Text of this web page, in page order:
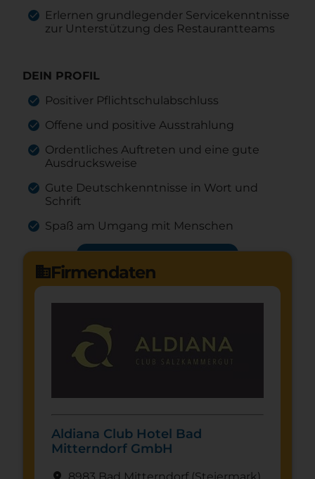
Erlernen grundlegender Servicekenntnisse
zur Unterstützung des Restaurantteams
DEIN PROFIL
Positiver Pflichtschulabschluss
Offene und positive Ausstrahlung
Ordentliches Auftreten und eine gute
Ausdrucksweise
Gute Deutschkenntnisse in Wort und
Schrift
Spaß am Umgang mit Menschen
domainFirmendaten
Aldiana Club Hotel Bad
Mitterndorf GmbH
location_on